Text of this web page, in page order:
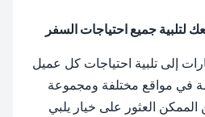
لتلبية جميع احتياجات السفر
إلى تلبية احتياجات كل عميل
في مواقع مختلفة ومجموعة
العثور على خيار يلبي